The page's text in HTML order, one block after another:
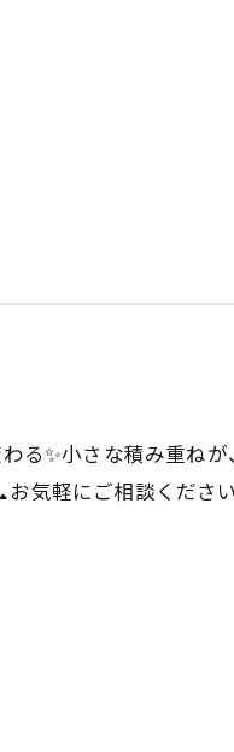
る✨小さな積み重ね
お気軽にご相談くださ